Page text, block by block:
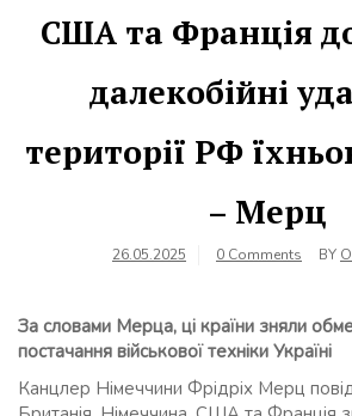
США та Франція
далекобійні
території РФ
– Мерц
26.05.2025 0 Comments BY
За словами Мерца, ці країни зняли
постачання військової техніки Україні
Канцлер Німеччини Фрідріх Мерц